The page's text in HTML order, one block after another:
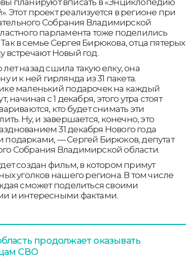
Этот проект реализуется в регионе при
Собрания Владимирской
парламента тоже поделились
в семье Сергея Бирюкова, отца пятерых
встречают Новый год.
назад сшила такую елку, она
и к ней гирлянда из 31 пакета.
маленький подарочек на каждый
начиная с 1 декабря, этого утра стоят
кто будет снимать эти
Ну, и завершается, конечно, это
31 декабря Нового года
— Сергей Бирюков, депутат
Собрания Владимирской области.
создан фильм, в котором примут
уголков нашего региона. В том числе
сможет поделиться своими
и интересными фактами.
продолжает оказывать
СВО